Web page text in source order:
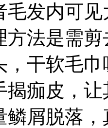
毛发内可
方法是需
，干软毛
揭痂皮，
鳞屑脱落